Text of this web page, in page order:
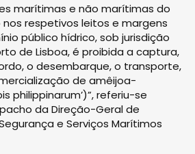
marítimas e não marítimas do
respetivos leitos e margens
público hídrico, sob jurisdição
de Lisboa, é proibida a captura,
o desembarque, o transporte,
de amêijoa-
philippinarum’)”, referiu-se
da Direção-Geral de
e Serviços Marítimos